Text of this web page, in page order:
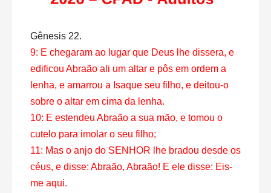
Gênesis 22.
9: E chegaram ao lugar que Deus lhe dissera, e
edificou Abraão ali um altar e pôs em ordem a
lenha, e amarrou a Isaque seu filho, e deitou-o
sobre o altar em cima da lenha.
10: E estendeu Abraão a sua mão, e tomou o
cutelo para imolar o seu filho;
11: Mas o anjo do SENHOR lhe bradou desde os
céus, e disse: Abraão, Abraão! E ele disse: Eis-
me aqui.